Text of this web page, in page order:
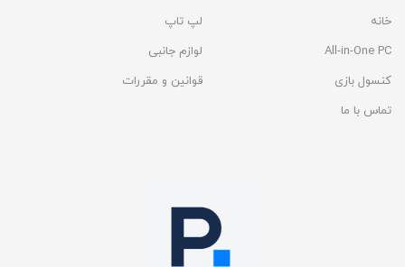
خانه
لپ تاپ
All-in-One PC
لوازم جانبی
کنسول بازی
قوانین و مقررات
تماس با ما